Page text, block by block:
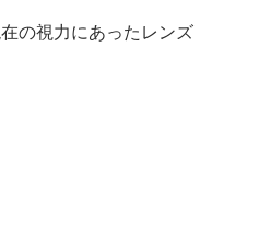
の視力にあったレンズ